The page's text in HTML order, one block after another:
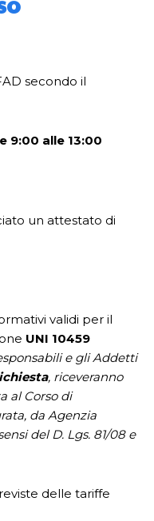
secondo il
9:00 alle 13:00
un attestato di
validi per il
UNI 10459
e gli Addetti
, riceveranno
al Corso di
da Agenzia
del D. Lgs. 81/08 e
delle tariffe